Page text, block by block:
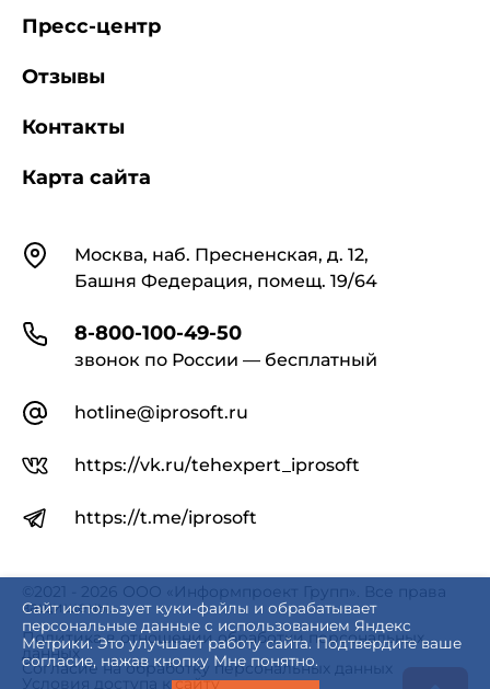
Сайт использует куки-файлы и обрабатывает
персональные данные с использованием Яндекс
Метрики. Это улучшает работу сайта. Подтвердите ваше
согласие, нажав кнопку Мне понятно.
КонтактыМосква, наб. Пресненская, д. 12,
Башня Федерация, помещ. 19/64
8-800-100-49-50
звонок по России — бесплатный
hotline@iprosoft.ru
https://vk.ru/tehexpert_iprosoft
https://t.me/iprosoft
Пресс-центр
Отзывы
Контакты
Карта сайта
©2021 - 2026 ООО «Информпроект Групп». Все права
защищены.
Политика в отношении обработки персональных
данных
Согласие на обработку персональных данных
Условия доступа к сайту